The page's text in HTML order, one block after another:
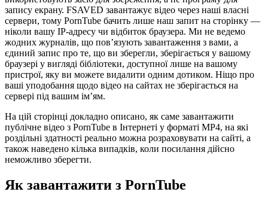
запису екрану. FSAVED завантажує відео через наші власні
сервери, тому PornTube бачить лише наш запит на сторінку —
ніколи вашу IP-адресу чи відбиток браузера. Ми не ведемо
жодних журналів, що пов’язують завантаження з вами, а
єдиний запис про те, що ви зберегли, зберігається у вашому
браузері у вигляді бібліотеки, доступної лише на вашому
пристрої, яку ви можете видалити одним дотиком. Ніщо про
ваші уподобання щодо відео на сайтах не зберігається на
сервері під вашим ім’ям.
На цій сторінці докладно описано, як саме завантажити
публічне відео з PornTube в Інтернеті у форматі MP4, на які
роздільні здатності реально можна розраховувати на сайті, а
також наведено кілька випадків, коли посилання дійсно
неможливо зберегти.
Як завантажити з PornTube